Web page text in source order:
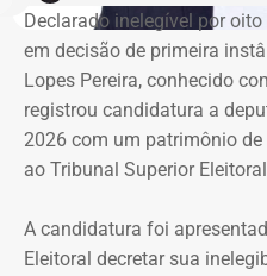
“Nós já sofremos quatro
ocupação é justamente dar
que atenda as
que eu entrei no MLB
mesmo é um teto, um lar
valer um direito
A Central de Movimentos
(CMPRJ) emitiu nota de
Declarado inelegível por
em decisão de primeira
Lopes Pereira, conhecido
registrou candidatura a
2026 com um patrimônio
ao Tribunal Superior
A candidatura foi
Eleitoral decretar sua